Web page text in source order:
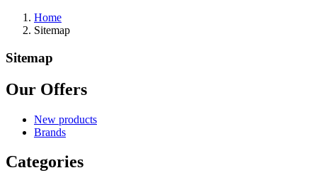
Home
Sitemap
Sitemap
Our Offers
New products
Brands
Categories